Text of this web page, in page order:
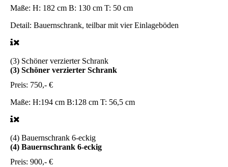
Maße: H: 182 cm B: 130 cm T: 50 cm
Detail: Bauernschrank, teilbar mit vier Einlageböden
(3) Schöner verzierter Schrank
(3) Schöner verzierter Schrank
Preis: 750,- €
Maße: H:194 cm B:128 cm T: 56,5 cm
(4) Bauernschrank 6-eckig
(4) Bauernschrank 6-eckig
Preis: 900,- €